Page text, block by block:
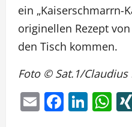
ein „Kaiserschmarrn-
originellen Rezept
den Tisch kommen.
Foto © Sat.1/Claudius
Email